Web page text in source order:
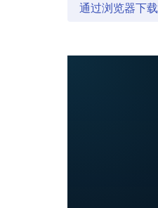
通过浏览器下载